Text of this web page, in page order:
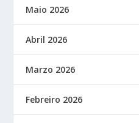
Maio 2026
Abril 2026
Marzo 2026
Febreiro 2026